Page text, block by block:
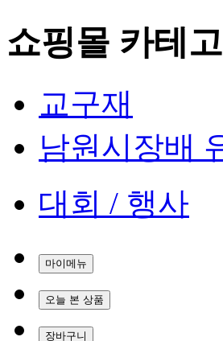
쇼핑몰 카테고
교구재
남원시장배
대회 / 행사
마이메뉴
오늘 본 상품
장바구니